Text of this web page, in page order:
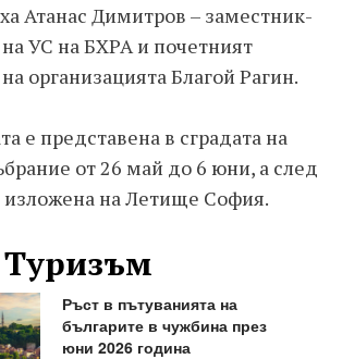
Атанас Димитров – заместник-
УС на БХРА и почетният
организацията Благой Рагин.
е представена в сградата на
от 26 май до 6 юни, а след
на Летище София.
Ръст в пътуванията на
българите в чужбина през
юни 2026 година